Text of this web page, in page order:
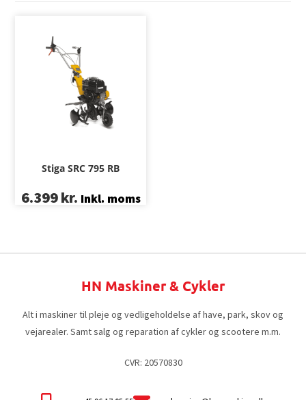
Stiga SRC 795 RB
6.399kr. Inkl. moms
HN Maskiner & Cykler
Alt i maskiner til pleje og vedligeholdelse af have, park, skov og
vejarealer. Samt salg og reparation af cykler og scootere m.m.
CVR: 20570830